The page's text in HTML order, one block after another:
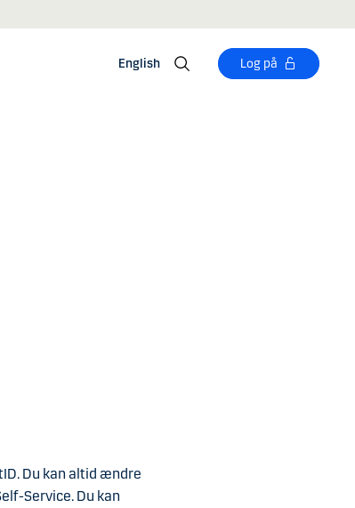
English Log på
Du kan altid ændre
Service. Du kan